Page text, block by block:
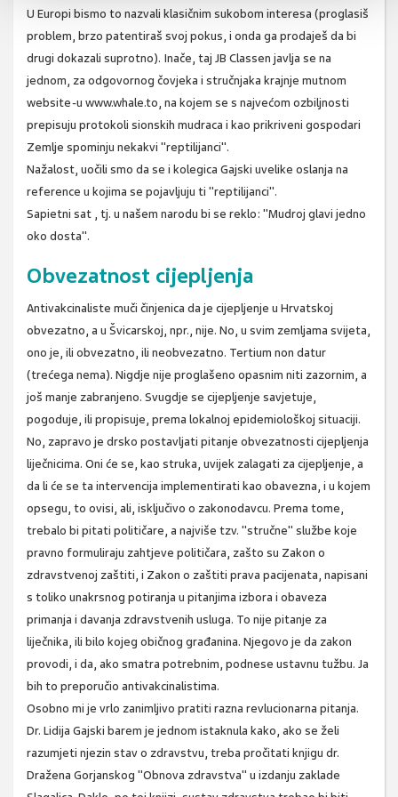
U Europi bismo to nazvali klasičnim sukobom interesa (proglasiš
problem, brzo patentiraš svoj pokus, i onda ga prodaješ da bi
drugi dokazali suprotno). Inače, taj JB Classen javlja se na
jednom, za odgovornog čovjeka i stručnjaka krajnje mutnom
website-u www.whale.to, na kojem se s najvećom ozbiljnosti
prepisuju protokoli sionskih mudraca i kao prikriveni gospodari
Zemlje spominju nekakvi "reptilijanci".
Nažalost, uočili smo da se i kolegica Gajski uvelike oslanja na
reference u kojima se pojavljuju ti "reptilijanci".
Sapietni sat , tj. u našem narodu bi se reklo: "Mudroj glavi jedno
oko dosta".
Obvezatnost cijepljenja
Antivakcinaliste muči činjenica da je cijepljenje u Hrvatskoj
obvezatno, a u Švicarskoj, npr., nije. No, u svim zemljama svijeta,
ono je, ili obvezatno, ili neobvezatno. Tertium non datur
(trećega nema). Nigdje nije proglašeno opasnim niti zazornim, a
još manje zabranjeno. Svugdje se cijepljenje savjetuje,
pogoduje, ili propisuje, prema lokalnoj epidemiološkoj situaciji.
No, zapravo je drsko postavljati pitanje obvezatnosti cijepljenja
liječnicima. Oni će se, kao struka, uvijek zalagati za cijepljenje, a
da li će se ta intervencija implementirati kao obavezna, i u kojem
opsegu, to ovisi, ali, isključivo o zakonodavcu. Prema tome,
trebalo bi pitati političare, a najviše tzv. "stručne" službe koje
pravno formuliraju zahtjeve političara, zašto su Zakon o
zdravstvenoj zaštiti, i Zakon o zaštiti prava pacijenata, napisani
s toliko unakrsnog potiranja u pitanjima izbora i obaveza
primanja i davanja zdravstvenih usluga. To nije pitanje za
liječnika, ili bilo kojeg običnog građanina. Njegovo je da zakon
provodi, i da, ako smatra potrebnim, podnese ustavnu tužbu. Ja
bih to preporučio antivakcinalistima.
Osobno mi je vrlo zanimljivo pratiti razna revlucionarna pitanja.
Dr. Lidija Gajski barem je jednom istaknula kako, ako se želi
razumjeti njezin stav o zdravstvu, treba pročitati knjigu dr.
Dražena Gorjanskog "Obnova zdravstva" u izdanju zaklade